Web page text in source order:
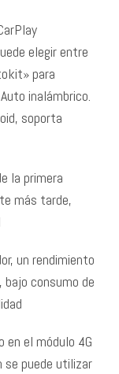
elegir entre
para
inalámbrico.
soporta
la primera
más tarde,
un rendimiento
consumo de
el módulo 4G
se puede utilizar